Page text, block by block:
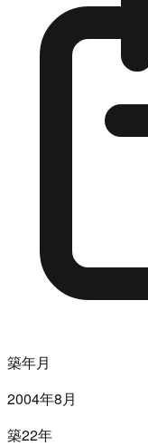
築年月
2004年8月
築22年